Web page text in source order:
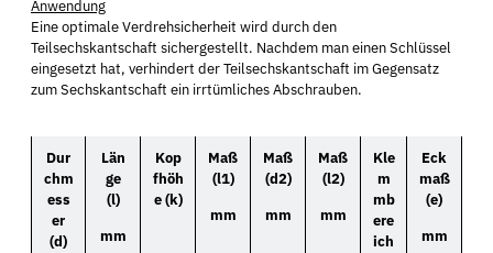
Anwendung
Eine optimale Verdrehsicherheit wird durch den
Teilsechskantschaft sichergestellt. Nachdem man einen Schlüssel
eingesetzt hat, verhindert der Teilsechskantschaft im Gegensatz
zum Sechskantschaft ein irrtümliches Abschrauben.
Dur
chm
ess
er
(d)
Län
ge
(l)
mm
Kop
fhöh
e (k)
Maß
(l1)
mm
Maß
(d2)
mm
Maß
(l2)
mm
Kle
m
mb
ere
ich
Eck
maß
(e)
mm